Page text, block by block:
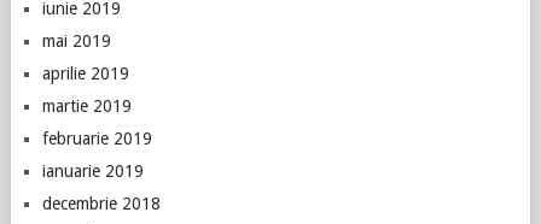
iunie 2019
mai 2019
aprilie 2019
martie 2019
februarie 2019
ianuarie 2019
decembrie 2018